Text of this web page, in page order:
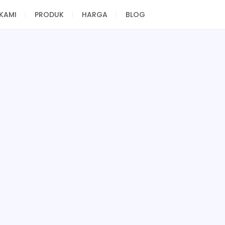
PRODUK HARGA BLOG